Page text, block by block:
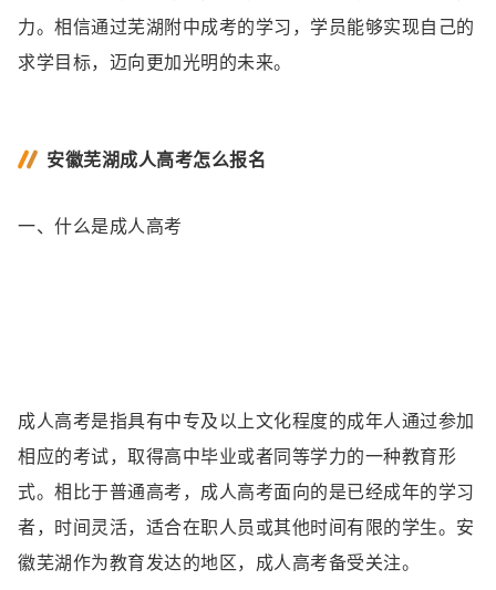
力。相信通过芜湖附中成考的学习，学员能够实现自己的
求学目标，迈向更加光明的未来。
安徽芜湖成人高考怎么报名
一、什么是成人高考
成人高考是指具有中专及以上文化程度的成年人通过参加
相应的考试，取得高中毕业或者同等学力的一种教育形
式。相比于普通高考，成人高考面向的是已经成年的学习
者，时间灵活，适合在职人员或其他时间有限的学生。安
徽芜湖作为教育发达的地区，成人高考备受关注。